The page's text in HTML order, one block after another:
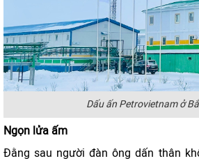
Dấu ấn Petrovietnam ở
Ngọn lửa ấm
Đằng sau người đàn ông dấn thân